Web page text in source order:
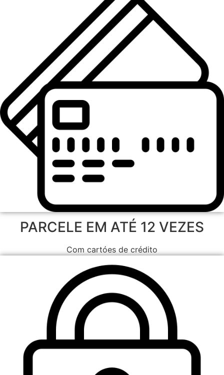
PARCELE EM ATÉ 12 VEZES
Com cartóes de crédito